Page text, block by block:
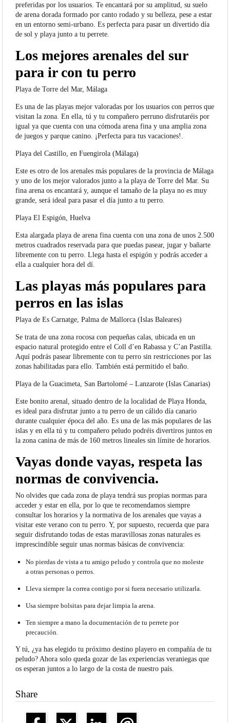
preferidas por los usuarios. Te encantará por su amplitud, su suelo
de arena dorada formado por canto rodado y su belleza, pese a estar
en un entorno semi-urbano. Es perfecta para pasar un divertido día
de sol y playa junto a tu perrete.
Los mejores arenales del sur
para ir con tu perro
Playa de Torre del Mar, Málaga
Es una de las playas mejor valoradas por los usuarios con perros que
visitan la zona. En ella, tú y tu compañero perruno disfrutaréis por
igual ya que cuenta con una cómoda arena fina y una amplia zona
de juegos y parque canino. ¡Perfecta para tus vacaciones!.
Playa del Castillo, en Fuengirola (Málaga)
Este es otro de los arenales más populares de la provincia de Málaga
y uno de los mejor valorados junto a la playa de Torre del Mar. Su
fina arena os encantará y, aunque el tamaño de la playa no es muy
grande, será ideal para pasar el día junto a tu perro.
Playa El Espigón, Huelva
Esta alargada playa de arena fina cuenta con una zona de unos 2.500
metros cuadrados reservada para que puedas pasear, jugar y bañarte
libremente con tu perro. Llega hasta el espigón y podrás acceder a
ella a cualquier hora del dí.
Las playas más populares para
perros en las islas
Playa de Es Carnatge, Palma de Mallorca (Islas Baleares)
Se trata de una zona rocosa con pequeñas calas, ubicada en un
espacio natural protegido entre el Coll d’en Rabassa y C’an Pastilla.
Aquí podrás pasear libremente con tu perro sin restricciones por las
zonas habilitadas para ello. También está permitido el baño.
Playa de la Guacimeta, San Bartolomé – Lanzarote (Islas Canarias)
Este bonito arenal, situado dentro de la localidad de Playa Honda,
es ideal para disfrutar junto a tu perro de un cálido día canario
durante cualquier época del año. Es una de las más populares de las
islas y en ella tú y tu compañero peludo podréis divertiros juntos en
la zona canina de más de 160 metros lineales sin límite de horarios.
Vayas donde vayas, respeta las
normas de convivencia.
No olvides que cada zona de playa tendrá sus propias normas para
acceder y estar en ella, por lo que te recomendamos siempre
consultar los horarios y la normativa de los arenales que vayas a
visitar este verano con tu perro. Y, por supuesto, recuerda que para
seguir disfrutando todas de estas maravillosas zonas naturales es
imprescindible seguir unas normas básicas de convivencia:
No pierdas de vista a tu amigo peludo y controla que no moleste
a otras personas o perros.
Lleva siempre la correa contigo por si fuera necesario utilizarla.
Usa siempre bolsitas para dejar limpia la arena.
Ten siempre a mano la documentación de tu perrete por
precaución.
Y tú, ¿ya has elegido tu próximo destino playero en compañía de tu
peludo? Ahora solo queda gozar de las experiencias veraniegas que
os esperan juntos a lo largo de la costa de nuestro país.
Share